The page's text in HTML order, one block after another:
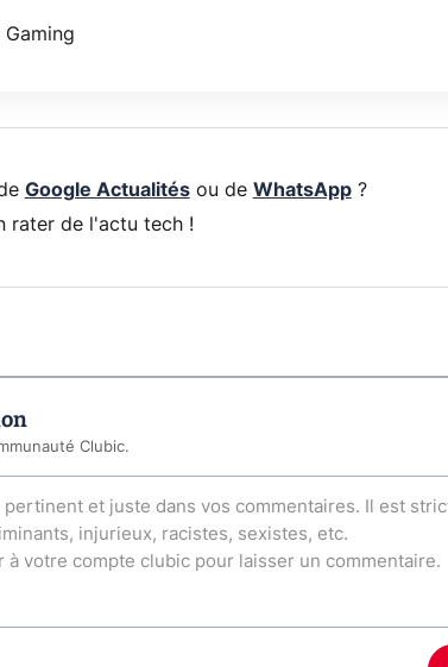
Gaming
Google Actualitésou de WhatsApp?
rater de l'actu tech !
Clubic.